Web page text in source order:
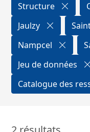
Structure
Jaulzy
Nampcel
Jeu de données
Catalogue des